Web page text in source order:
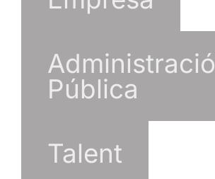
Administració
Pública
Talent